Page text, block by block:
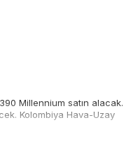
Millennium satın alacak.
Kolombiya Hava-Uzay